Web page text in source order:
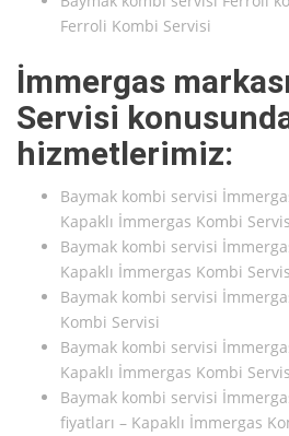
Ferroli Kombi Servisi
İmmergas
Servisi
hizmetlerimiz:
Baymak kombi servisi
Kapaklı İmmergas Kombi
Baymak kombi servisi
Kapaklı İmmergas Kombi
Baymak kombi servisi
Kombi Servisi
Baymak kombi servisi
Kapaklı İmmergas Kombi
Baymak kombi servisi
fiyatları – Kapaklı İmmergas